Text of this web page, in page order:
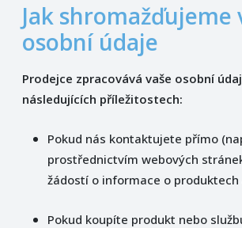
Jak shromažďujeme
osobní údaje
Prodejce zpracovává vaše osobní
následujících příležitostech:
Pokud nás kontaktujete přímo
prostřednictvím webových
žádostí o informace o produktech
Pokud koupíte produkt nebo